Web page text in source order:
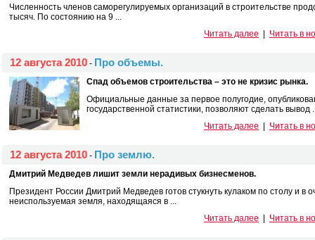
Численность членов саморегулируемых организаций в строительстве
тысяч. По состоянию на 9 ...
Читать далее
Читать в
12 августа 2010 - Про объемы.
Спад объемов строительства – это не кризис рынка.
Официальные данные за первое полугодие,
государственной статистики, позволяют сделать вывод
Читать далее
Читать в
12 августа 2010 - Про землю.
Дмитрий Медведев лишит земли нерадивых бизнесменов.
Президент России Дмитрий Медведев готов стукнуть кулаком по столу и в
неиспользуемая земля, находящаяся в ...
Читать далее
Читать в